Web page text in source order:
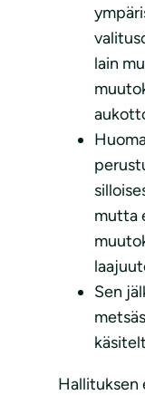
lain
mutta
Sen
Hallituksen